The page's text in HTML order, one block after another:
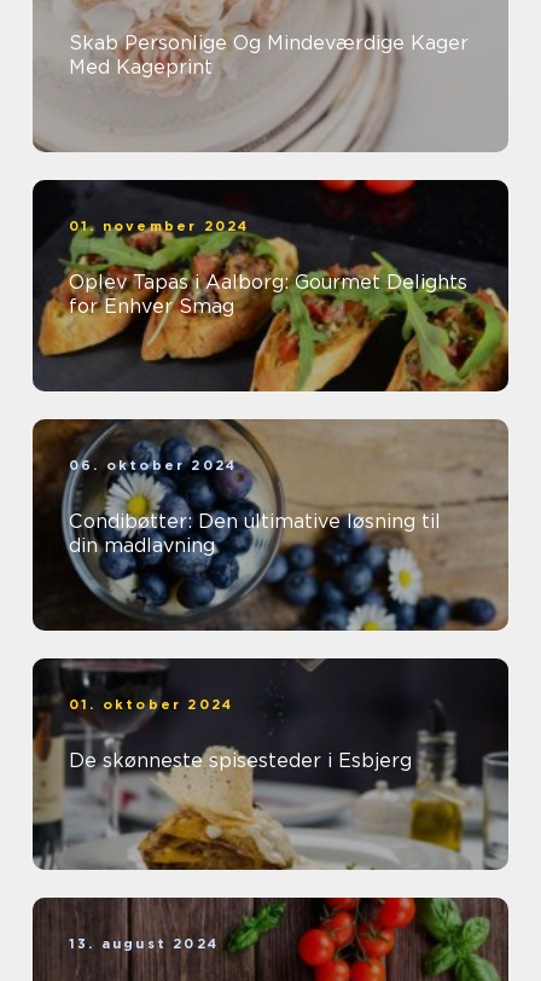
Skab Personlige Og Mindeværdige Kager
Med Kageprint
01. november 2024
Oplev Tapas i Aalborg: Gourmet Delights
for Enhver Smag
06. oktober 2024
Condibøtter: Den ultimative løsning til
din madlavning
01. oktober 2024
De skønneste spisesteder i Esbjerg
13. august 2024